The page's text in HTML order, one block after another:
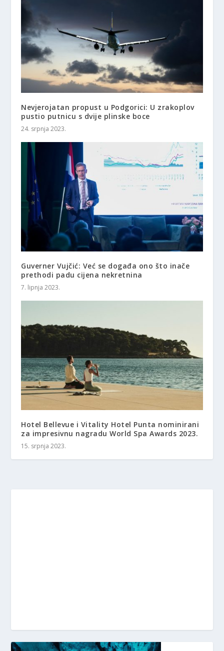
Nevjerojatan propust u Podgorici: U zrakoplov
pustio putnicu s dvije plinske boce
24. srpnja 2023.
Guverner Vujčić: Već se događa ono što inače
prethodi padu cijena nekretnina
7. lipnja 2023.
Hotel Bellevue i Vitality Hotel Punta nominirani
za impresivnu nagradu World Spa Awards 2023.
15. srpnja 2023.